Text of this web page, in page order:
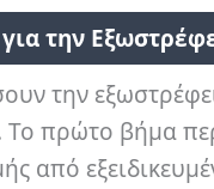
την
την
πρώτο βήμα
από